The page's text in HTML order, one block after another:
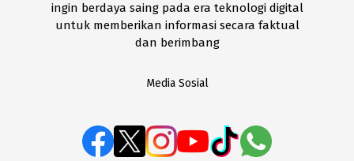
ingin berdaya saing pada era teknologi digital
untuk memberikan informasi secara faktual
dan berimbang
Media Sosial